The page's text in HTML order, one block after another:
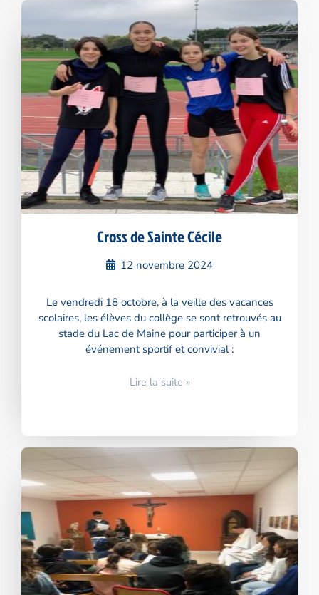
Cross de Sainte Cécile
12 novembre 2024
Le vendredi 18 octobre, à la veille des vacances
scolaires, les élèves du collège se sont retrouvés au
stade du Lac de Maine pour participer à un
événement sportif et convivial :
Lire la suite »